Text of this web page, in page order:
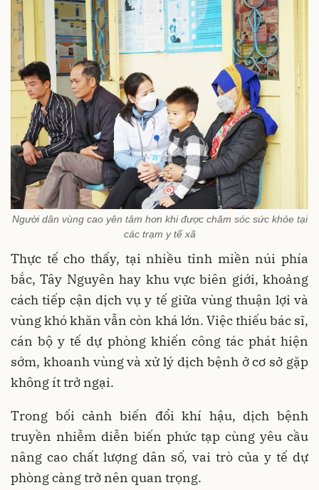
Người dân vùng cao yên tâm hơn khi được chăm sóc sức khỏe tại
các trạm y tế xã
Thực tế cho thấy, tại nhiều tỉnh miền núi phía
bắc, Tây Nguyên hay khu vực biên giới, khoảng
cách tiếp cận dịch vụ y tế giữa vùng thuận lợi và
vùng khó khăn vẫn còn khá lớn. Việc thiếu bác sĩ,
cán bộ y tế dự phòng khiến công tác phát hiện
sớm, khoanh vùng và xử lý dịch bệnh ở cơ sở gặp
không ít trở ngại.
Trong bối cảnh biến đổi khí hậu, dịch bệnh
truyền nhiễm diễn biến phức tạp cùng yêu cầu
nâng cao chất lượng dân số, vai trò của y tế dự
phòng càng trở nên quan trọng.